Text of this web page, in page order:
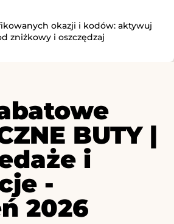
okazji i kodów: aktywuj
zniżkowy i oszczędzaj
BUTY |
i
-
2026